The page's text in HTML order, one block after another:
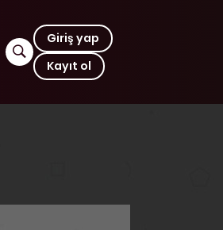
Giriş yap
Kayıt ol